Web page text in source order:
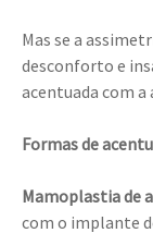
Mas se a
desconforto e
acentuada com a
Formas de
Mamoplastia de
com o implante